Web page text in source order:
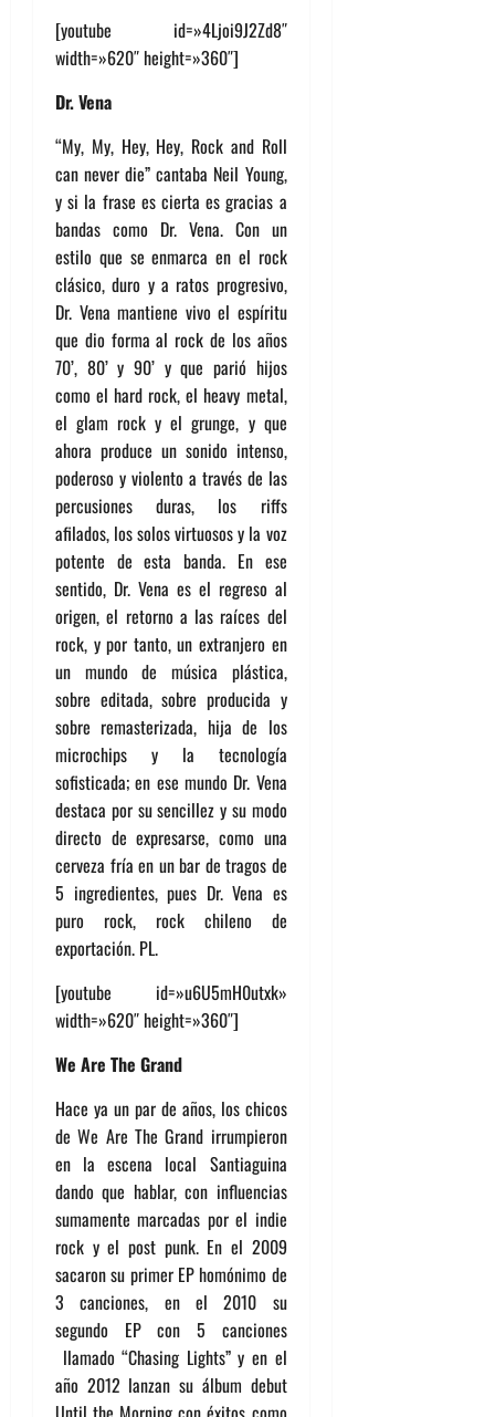
[youtube id=»4Ljoi9J2Zd8″
width=»620″ height=»360″]
Dr. Vena
“My, My, Hey, Hey, Rock and Roll
can never die” cantaba Neil Young,
y si la frase es cierta es gracias a
bandas como Dr. Vena. Con un
estilo que se enmarca en el rock
clásico, duro y a ratos progresivo,
Dr. Vena mantiene vivo el espíritu
que dio forma al rock de los años
70’, 80’ y 90’ y que parió hijos
como el hard rock, el heavy metal,
el glam rock y el grunge, y que
ahora produce un sonido intenso,
poderoso y violento a través de las
percusiones duras, los riffs
afilados, los solos virtuosos y la voz
potente de esta banda. En ese
sentido, Dr. Vena es el regreso al
origen, el retorno a las raíces del
rock, y por tanto, un extranjero en
un mundo de música plástica,
sobre editada, sobre producida y
sobre remasterizada, hija de los
microchips y la tecnología
sofisticada; en ese mundo Dr. Vena
destaca por su sencillez y su modo
directo de expresarse, como una
cerveza fría en un bar de tragos de
5 ingredientes, pues Dr. Vena es
puro rock, rock chileno de
exportación. PL.
[youtube id=»u6U5mH0utxk»
width=»620″ height=»360″]
We Are The Grand
Hace ya un par de años, los chicos
de We Are The Grand irrumpieron
en la escena local Santiaguina
dando que hablar, con influencias
sumamente marcadas por el indie
rock y el post punk. En el 2009
sacaron su primer EP homónimo de
3 canciones, en el 2010 su
segundo EP con 5 canciones
llamado “Chasing Lights” y en el
año 2012 lanzan su álbum debut